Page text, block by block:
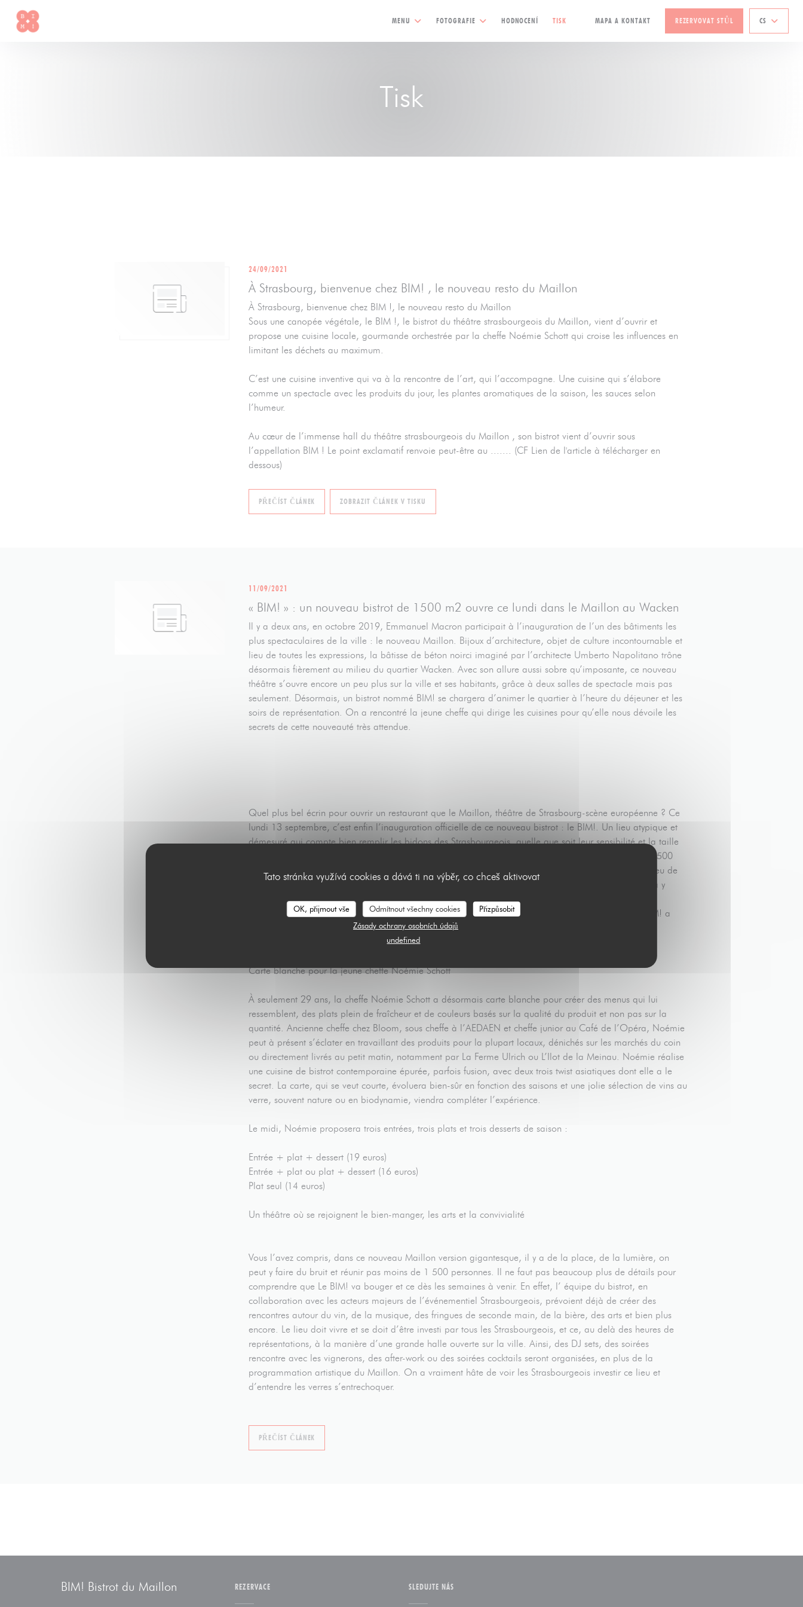
Tato stránka využívá cookies a dává ti na výběr, co chceš aktivovat
OK, přijmout vše Odmítnout všechny cookies
Přizpůsobit
Zásady ochrany osobních údajů
undefined
MENU FOTOGRAFIE HODNOCENÍ TISK MAPA A KONTAKT REZERVOVAT STŮL CS
Tisk
À Strasbourg, bienvenue chez BIM! , le nouveau resto du Maillon
24/09/2021
À Strasbourg, bienvenue chez BIM !, le nouveau resto du Maillon
Sous une canopée végétale, le BIM !, le bistrot du théâtre strasbourgeois du Maillon, vient d’ouvrir et
propose une cuisine locale, gourmande orchestrée par la cheffe Noémie Schott qui croise les influences en
limitant les déchets au maximum.
C’est une cuisine inventive qui va à la rencontre de l’art, qui l’accompagne. Une cuisine qui s’élabore
comme un spectacle avec les produits du jour, les plantes aromatiques de la saison, les sauces selon
l’humeur.
Au cœur de l’immense hall du théâtre strasbourgeois du Maillon , son bistrot vient d’ouvrir sous
l’appellation BIM ! Le point exclamatif renvoie peut-être au ....... (CF Lien de l'article à télécharger en
dessous)
PŘEČÍST ČLÁNEK ((OTEVŘE SE V NOVÉM OKNĚ))
ZOBRAZIT ČLÁNEK V TISKU
« BIM! » : un nouveau bistrot de 1500 m2 ouvre ce lundi dans le Maillon au Wacken
11/09/2021
Il y a deux ans, en octobre 2019, Emmanuel Macron participait à l’inauguration de l’un des bâtiments les
plus spectaculaires de la ville : le nouveau Maillon. Bijoux d’architecture, objet de culture incontournable et
lieu de toutes les expressions, la bâtisse de béton noirci imaginé par l’architecte Umberto Napolitano trône
désormais fièrement au milieu du quartier Wacken. Avec son allure aussi sobre qu’imposante, ce nouveau
théâtre s’ouvre encore un peu plus sur la ville et ses habitants, grâce à deux salles de spectacle mais pas
seulement. Désormais, un bistrot nommé BIM! se chargera d’animer le quartier à l’heure du déjeuner et les
soirs de représentation. On a rencontré la jeune cheffe qui dirige les cuisines pour qu’elle nous dévoile les
secrets de cette nouveauté très attendue.
Quel plus bel écrin pour ouvrir un restaurant que le Maillon, théâtre de Strasbourg-scène européenne ? Ce
lundi 13 septembre, c’est enfin l’inauguration officielle de ce nouveau bistrot : le BIM!. Un lieu atypique et
démesuré qui compte bien remplir les bidons des Strasbourgeois, quelle que soit leur sensibilité et la taille
de leur porte monnaie, puisque le restaurant se veut accessible à tous. Avec son espace de plus de 1500
m2, son gigantesque espace semi couvert et ses plafonds qui atteignent les 12 mètres, ce nouveau lieu de
gourmandise, géré par la structure Maillon Evènement, est un ovni dans le ciel strasbourgeois. On va y
manger, bien-sûr, mais aussi y boire du bon vin, danser et se retrouver après le boulot ou entre deux
spectacles. Et oui, au fil des mois, les Strasbourgeois seront invités à des événements dont seul le BIM! a
encore le secret. On vous dit tout ce qu’on sait sur le nouveau Bistrot du Maillon et sur l’étendue des
possibilités que ce lieu gigantesque peut offrir aux Strasbourgeois.
Carte blanche pour la jeune cheffe Noémie Schott
À seulement 29 ans, la cheffe Noémie Schott a désormais carte blanche pour créer des menus qui lui
ressemblent, des plats plein de fraîcheur et de couleurs basés sur la qualité du produit et non pas sur la
quantité. Ancienne cheffe chez Bloom, sous cheffe à l’AEDAEN et cheffe junior au Café de l’Opéra, Noémie
peut à présent s’éclater en travaillant des produits pour la plupart locaux, dénichés sur les marchés du coin
ou directement livrés au petit matin, notamment par La Ferme Ulrich ou L’Ilot de la Meinau. Noémie réalise
une cuisine de bistrot contemporaine épurée, parfois fusion, avec deux trois twist asiatiques dont elle a le
secret. La carte, qui se veut courte, évoluera bien-sûr en fonction des saisons et une jolie sélection de vins au
verre, souvent nature ou en biodynamie, viendra compléter l’expérience.
Le midi, Noémie proposera trois entrées, trois plats et trois desserts de saison :
Entrée + plat + dessert (19 euros)
Entrée + plat ou plat + dessert (16 euros)
Plat seul (14 euros)
Un théâtre où se rejoignent le bien-manger, les arts et la convivialité
Vous l’avez compris, dans ce nouveau Maillon version gigantesque, il y a de la place, de la lumière, on
peut y faire du bruit et réunir pas moins de 1 500 personnes. Il ne faut pas beaucoup plus de détails pour
comprendre que Le BIM! va bouger et ce dès les semaines à venir. En effet, l’ équipe du bistrot, en
collaboration avec les acteurs majeurs de l’événementiel Strasbourgeois, prévoient déjà de créer des
rencontres autour du vin, de la musique, des fringues de seconde main, de la bière, des arts et bien plus
encore. Le lieu doit vivre et se doit d’être investi par tous les Strasbourgeois, et ce, au delà des heures de
représentations, à la manière d’une grande halle ouverte sur la ville. Ainsi, des DJ sets, des soirées
rencontre avec les vignerons, des after-work ou des soirées cocktails seront organisées, en plus de la
programmation artistique du Maillon. On a vraiment hâte de voir les Strasbourgeois investir ce lieu et
d’entendre les verres s’entrechoquer.
PŘEČÍST ČLÁNEK
BIM! Bistrot du Maillon REZERVACE SLEDUJTE NÁS